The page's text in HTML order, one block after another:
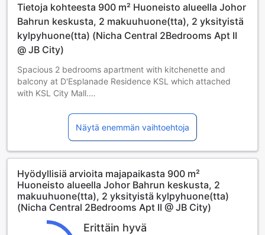
Kindly OFF lights, fan, airconds and all electrical appliances
when not using it or leaving the house. Ensure that the main
door is shut properly.
Rubber Slippers provided are for outdoor use only.
Thank you for your cooperation and have a pleasant stay
Tietoja kohteesta 900 m² Huoneisto alueella Johor
Bahrun keskusta, 2 makuuhuone(tta), 2 yksityistä
kylpyhuone(tta) (Nicha Central 2Bedrooms Apt II
@ JB City)
Spacious 2 bedrooms apartment with kitchenette and
balcony at D'Esplanade Residence KSL which attached
with KSL City Mall.
- 7mins away to Singapore Immigration / CIQ
- Ease of public transport
- Attached with KSL City Mall
- Great Resort Amenities
- Free Parking at premise
- Security guarded area
- Happening Neighbourhood
- Free unlimited High Speed Wifi internet connection
- ' Muslim Friendly'
Näytä enemmän vaihtoehtoja
Hyödyllisiä arvioita majapaikasta 900 m²
Huoneisto alueella Johor Bahrun keskusta, 2
makuuhuone(tta), 2 yksityistä kylpyhuone(tta)
(Nicha Central 2Bedrooms Apt II @ JB City)
Erittäin hyvä